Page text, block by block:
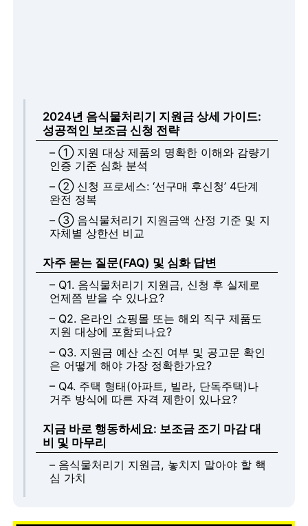
2024년 음식물처리기 지원금 상세 가이드:
성공적인 보조금 신청 전략
– ① 지원 대상 제품의 명확한 이해와 감량기
인증 기준 심화 분석
– ② 신청 프로세스: ‘선구매 후신청’ 4단계
완전 정복
– ③ 음식물처리기 지원금액 산정 기준 및 지
자체별 상한선 비교
자주 묻는 질문(FAQ) 및 심화 답변
– Q1. 음식물처리기 지원금, 신청 후 실제로
언제쯤 받을 수 있나요?
– Q2. 온라인 쇼핑몰 또는 해외 직구 제품도
지원 대상에 포함되나요?
– Q3. 지원금 예산 소진 여부 및 공고문 확인
은 어떻게 해야 가장 정확한가요?
– Q4. 주택 형태(아파트, 빌라, 단독주택)나
거주 방식에 따른 자격 제한이 있나요?
지금 바로 행동하세요: 보조금 조기 마감 대
비 및 마무리
– 음식물처리기 지원금, 놓치지 말아야 할 핵
심 가치